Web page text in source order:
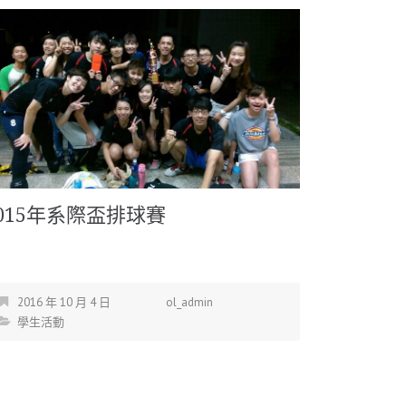
年系際盃排球賽
2016 年 10 月 4 日
ol_admin
學生活動